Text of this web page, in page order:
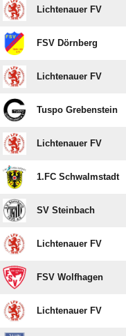
Lichtenauer FV
FSV Dörnberg
Lichtenauer FV
Tuspo Grebenstein
Lichtenauer FV
1.FC Schwalmstadt
SV Steinbach
Lichtenauer FV
FSV Wolfhagen
Lichtenauer FV